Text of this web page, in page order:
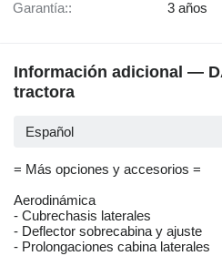
Garantía:: 3 años
Información adicional —
tractora
Español
= Más opciones y accesorios =
Aerodinámica
- Cubrechasis laterales
- Deflector sobrecabina y ajuste
- Prolongaciones cabina laterales